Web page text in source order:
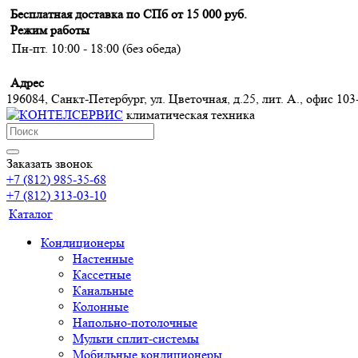
Бесплатная доставка по СПб от 15 000 руб.
Режим работы
Пн-пт. 10:00 - 18:00 (без обеда)
Адрес
196084, Санкт-Петербург, ул. Цветочная, д.25, лит. А., офис
климатическая техника
Заказать звонок
+7 (812) 985-35-68
+7 (812) 313-03-10
Каталог
Кондиционеры
Настенные
Кассетные
Канальные
Колонные
Напольно-потолочные
Мульти сплит-системы
Мобильные кондиционеры